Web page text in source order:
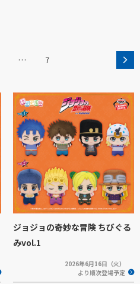
… 7
ジョジョの奇妙な冒険 ちびぐる
みvol.1
2026年6月16日（火）
より順次登場予定